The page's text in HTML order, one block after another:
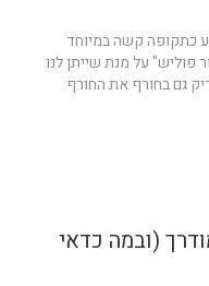
כתקופה קשה במיוחד
פוליש" על מנת שייתן לנו
גם בחורף את החורף
(ובמה כדאי